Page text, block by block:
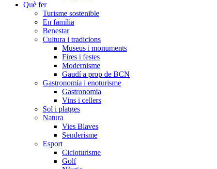
Què fer
Turisme sostenible
En família
Benestar
Cultura i tradicions
Museus i monuments
Fires i festes
Modernisme
Gaudí a prop de BCN
Gastronomia i enoturisme
Gastronomia
Vins i cellers
Sol i platges
Natura
Vies Blaves
Senderisme
Esport
Cicloturisme
Golf